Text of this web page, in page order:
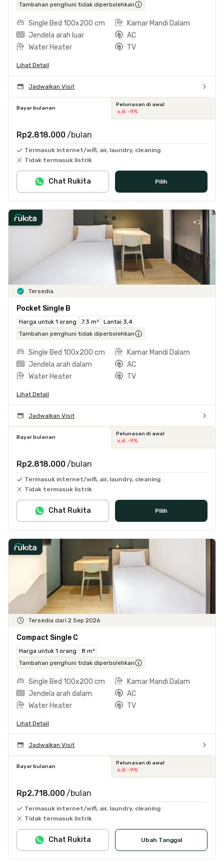
Tambahan penghuni tidak diperbolehkan
Single Bed 100x200 cm
Kamar Mandi Dalam
Jendela arah luar
AC
Water Heater
TV
Lihat Detail
Jadwalkan Visit
Bayar bulanan
Pelunasan di awal
s.d. -9%
Rp2.818.000 /bulan
Termasuk internet/wifi, air, laundry, cleaning
Tidak termasuk listrik
Pilih
Chat Rukita
Tersedia
Pocket Single B
Harga untuk 1 orang 7.3 m²
Lantai 3,4
Tambahan penghuni tidak diperbolehkan
Single Bed 100x200 cm
Kamar Mandi Dalam
Jendela arah dalam
AC
Water Heater
TV
Lihat Detail
Jadwalkan Visit
Bayar bulanan
Pelunasan di awal
s.d. -9%
Rp2.818.000 /bulan
Termasuk internet/wifi, air, laundry, cleaning
Tidak termasuk listrik
Pilih
Chat Rukita
Tersedia dari 2 Sep 2026
Compact Single C
Harga untuk 1 orang
8 m²
Tambahan penghuni tidak diperbolehkan
Single Bed 100x200 cm
Kamar Mandi Dalam
Jendela arah dalam
AC
Water Heater
TV
Lihat Detail
Jadwalkan Visit
Bayar bulanan
Pelunasan di awal
s.d. -9%
Rp2.718.000 /bulan
Termasuk internet/wifi, air, laundry, cleaning
Tidak termasuk listrik
Ubah Tanggal
Chat Rukita